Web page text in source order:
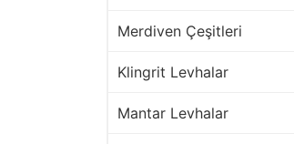
Merdiven Çeşitleri
Klingrit Levhalar
Mantar Levhalar